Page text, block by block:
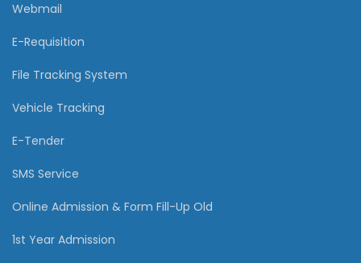
Webmail
E-Requisition
File Tracking System
Vehicle Tracking
E-Tender
SMS Service
Online Admission & Form Fill-Up Old
1st Year Admission